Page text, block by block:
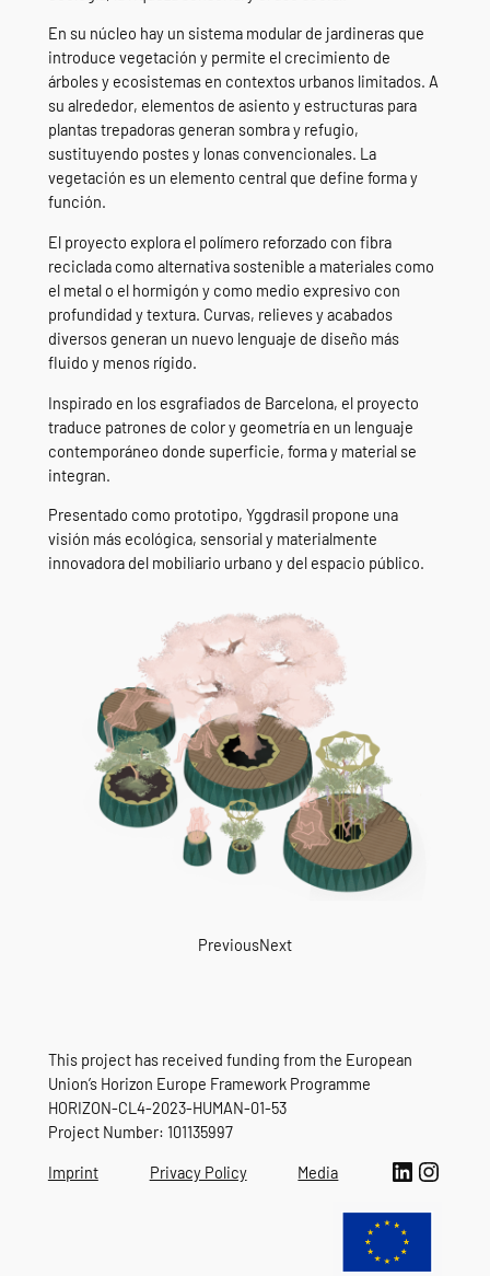
En su núcleo hay un sistema modular de jardineras que
introduce vegetación y permite el crecimiento de
árboles y ecosistemas en contextos urbanos limitados. A
su alrededor, elementos de asiento y estructuras para
plantas trepadoras generan sombra y refugio,
sustituyendo postes y lonas convencionales. La
vegetación es un elemento central que define forma y
función.
El proyecto explora el polímero reforzado con fibra
reciclada como alternativa sostenible a materiales como
el metal o el hormigón y como medio expresivo con
profundidad y textura. Curvas, relieves y acabados
diversos generan un nuevo lenguaje de diseño más
fluido y menos rígido.
Inspirado en los esgrafiados de Barcelona, el proyecto
traduce patrones de color y geometría en un lenguaje
contemporáneo donde superficie, forma y material se
integran.
Presentado como prototipo, Yggdrasil propone una
visión más ecológica, sensorial y materialmente
innovadora del mobiliario urbano y del espacio público.
PreviousNext
This project has received funding from the European
Union’s Horizon Europe Framework Programme
HORIZON-CL4-2023-HUMAN-01-53
Project Number: 101135997
Imprint Privacy Policy Media LinkedIn Instagram